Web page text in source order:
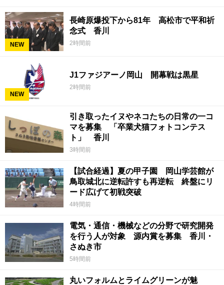
NEW
長崎原爆投下から81年 高松市で平和祈
念式 香川
2時間前
NEW
J1ファジアーノ岡山 開幕戦は黒星
2時間前
引き取ったイヌやネコたちの日常の一コ
マを募集 「卒業犬猫フォトコンテス
ト」 香川
3時間前
【試合経過】夏の甲子園 岡山学芸館が
鳥取城北に逆転許すも再逆転 終盤にリ
ード広げて初戦突破
4時間前
電気・通信・機械などの分野で研究開発
を行う人が対象 源内賞を募集 香川・
さぬき市
5時間前
丸いフォルムとライムグリーンが魅